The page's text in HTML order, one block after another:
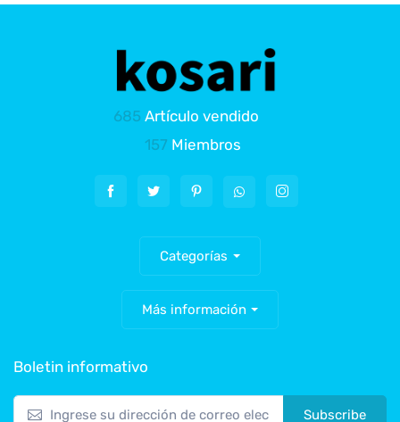
685 Artículo vendido
157 Miembros
Categorías
Más información
Boletin informativo
Subscribe